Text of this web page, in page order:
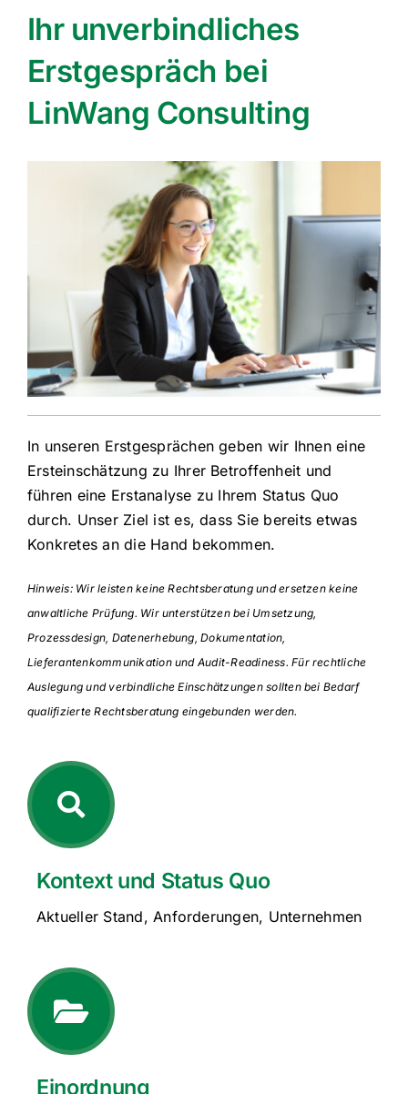
Ihr unverbindliches
Erstgespräch bei
LinWang Consulting
In unseren Erstgesprächen geben wir Ihnen eine
Ersteinschätzung zu Ihrer Betroffenheit und
führen eine Erstanalyse zu Ihrem Status Quo
durch. Unser Ziel ist es, dass Sie bereits etwas
Konkretes an die Hand bekommen.
Kontext und Status Quo
Aktueller Stand, Anforderungen, Unternehmen
Einordnung